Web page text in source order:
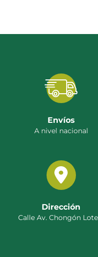
Envíos
A nivel nacional
Dirección
Calle Av. Chongón